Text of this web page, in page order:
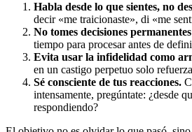
Habla desde lo que sientes, no
decir «me traicionaste», di «me
No tomes decisiones
tiempo para procesar antes de
Evita usar la infidelidad como
en un castigo perpetuo solo
Sé consciente de tus reacciones.
intensamente, pregúntate: ¿desde
respondiendo?